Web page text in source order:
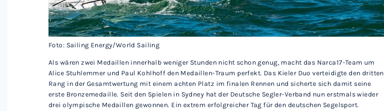
Foto: Sailing Energy/World Sailing
Als wären zwei Medaillen innerhalb weniger Stunden nicht schon genug, macht das Narca17-Team um
Alice Stuhlemmer und Paul Kohlhoff den Medaillen-Traum perfekt. Das Kieler Duo verteidigte den dritten
Rang in der Gesamtwertung mit einem achten Platz im finalen Rennen und sicherte sich damit seine
erste Bronzemedaille. Seit den Spielen in Sydney hat der Deutsche Segler-Verband nun erstmals wieder
drei olympische Medaillen gewonnen. Ein extrem erfolgreicher Tag für den deutschen Segelsport.